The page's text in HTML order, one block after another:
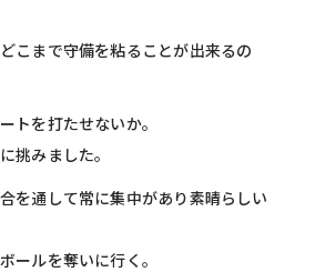
こまで守備を粘ることが出来るの
トを打たせないか。
挑みました。
を通して常に集中があり素晴らしい
ールを奪いに行く。